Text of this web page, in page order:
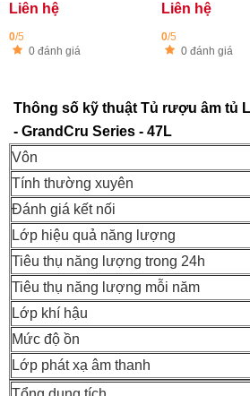
Liên hệ
0/5
0 đánh giá
Liên hệ
0/5
0 đánh giá
Thông số kỹ thuật Tủ rượu âm tủ
- GrandCru Series - 47L
Vôn
Tính thường xuyên
Đánh giá kết nối
Lớp hiệu quả năng lượng
Tiêu thụ năng lượng trong 24h
Tiêu thụ năng lượng mỗi năm
Lớp khí hậu
Mức độ ồn
Lớp phát xạ âm thanh